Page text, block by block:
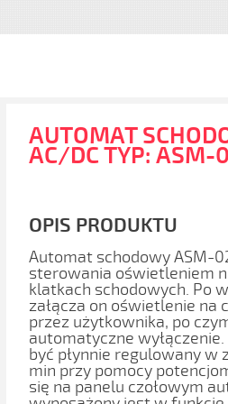
AUTOMAT
AC/DC TYP:
OPIS PRODUKTU
Automat schodowy ASM-
sterowania oświetleniem
klatkach schodowych. Po
załącza on oświetlenie na
przez użytkownika, po
automatyczne wyłączenie.
być płynnie regulowany w
min przy pomocy
się na panelu czołowym